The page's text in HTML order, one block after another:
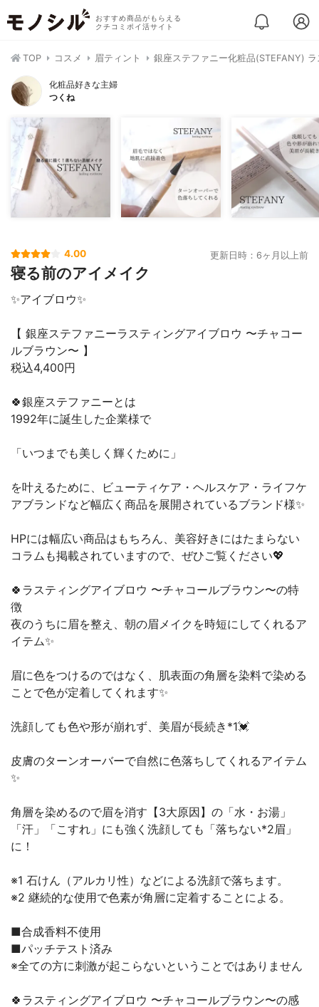
おすすめ商品がもらえる
クチコミポイ活サイト
TOP コスメ 眉ティント 銀座ステファニー化粧品(STEFANY)
化粧品好きな主婦
つくね
4.00 更新日時：6ヶ月以上前
寝る前のアイメイク
✨アイブロウ✨
【 銀座ステファニーラスティングアイブロウ 〜チャコー
ルブラウン〜 】
税込4,400円
🍀銀座ステファニーとは
1992年に誕生した企業様で
「いつまでも美しく輝くために」
を叶えるために、ビューティケア・ヘルスケア・ライフケ
アブランドなど幅広く商品を展開されているブランド様✨
HPには幅広い商品はもちろん、美容好きにはたまらない
コラムも掲載されていますので、ぜひご覧ください💖
🍀ラスティングアイブロウ 〜チャコールブラウン〜の特
徴
夜のうちに眉を整え、朝の眉メイクを時短にしてくれるア
イテム✨
眉に色をつけるのではなく、肌表面の角層を染料で染める
ことで色が定着してくれます✨
洗顔しても色や形が崩れず、美眉が長続き*1💓
皮膚のターンオーバーで自然に色落ちしてくれるアイテム
✨
角層を染めるので眉を消す【3大原因】の「水・お湯」
「汗」「こすれ」にも強く洗顔しても「落ちない*2眉」
に！
※1 石けん（アルカリ性）などによる洗顔で落ちます。
※2 継続的な使用で色素が角層に定着することによる。
■合成香料不使用
■パッチテスト済み
※全ての方に刺激が起こらないということではありません
🍀ラスティングアイブロウ 〜チャコールブラウン〜の感